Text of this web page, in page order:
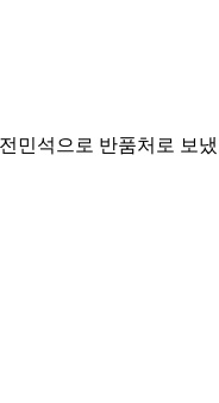
석으로 반품처로 보